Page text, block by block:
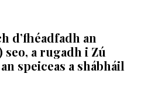
d’fhéadfadh an
a rugadh i Zú
speiceas a shábháil